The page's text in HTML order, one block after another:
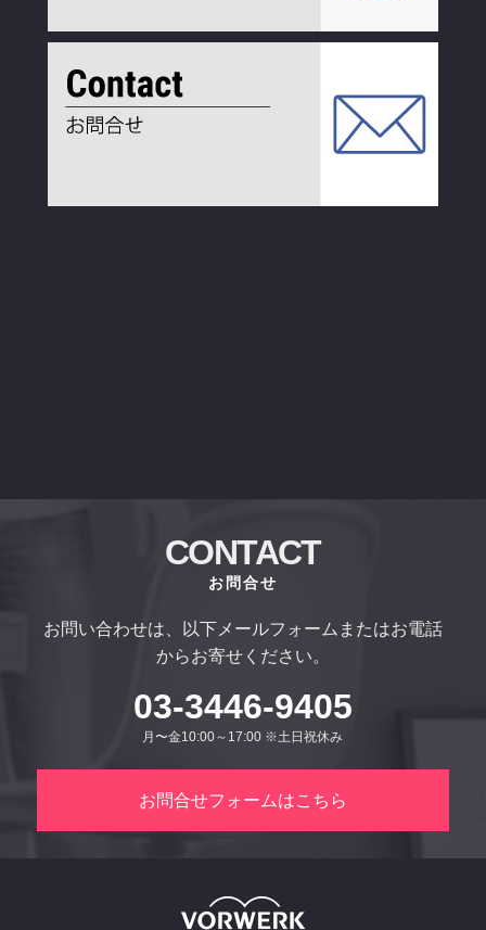
CONTACT
お問合せ
お問い合わせは、以下メールフォームまたはお電話
からお寄せください。
03-3446-9405
月〜金10:00～17:00 ※土日祝休み
お問合せフォームはこちら